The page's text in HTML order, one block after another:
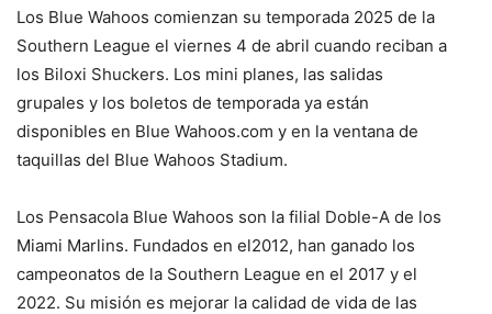
Los Blue Wahoos comienzan su temporada 2025 de la
Southern League el viernes 4 de abril cuando reciban a
los Biloxi Shuckers. Los mini planes, las salidas
grupales y los boletos de temporada ya están
disponibles en Blue Wahoos.com y en la ventana de
taquillas del Blue Wahoos Stadium.
Los Pensacola Blue Wahoos son la filial Doble-A de los
Miami Marlins. Fundados en el2012, han ganado los
campeonatos de la Southern League en el 2017 y el
2022. Su misión es mejorar la calidad de vida de las